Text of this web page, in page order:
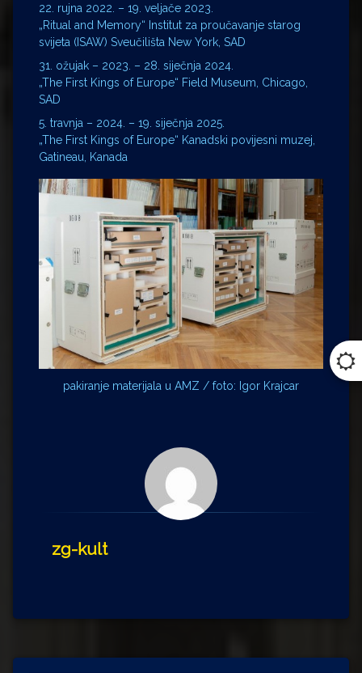
22. rujna 2022. – 19. veljače 2023.
„Ritual and Memory“ Institut za proučavanje starog
svijeta (ISAW) Sveučilišta New York, SAD
31. ožujak – 2023. – 28. siječnja 2024.
„The First Kings of Europe“ Field Museum, Chicago,
SAD
5. travnja – 2024. – 19. siječnja 2025.
„The First Kings of Europe“ Kanadski povijesni muzej,
Gatineau, Kanada
pakiranje materijala u AMZ / foto: Igor Krajcar
zg-kult